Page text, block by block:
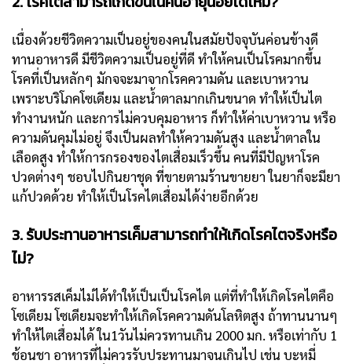
เนื่องด้วยชีวิตความเป็นอยู่ของคนในสมัยปัจจุบันค่อนข้างดี
ทานอาหารดี มีชีวิตความเป็นอยู่ที่ดี ทำให้คนเป็นโรคมากขึ้น
โรคที่เป็นหลักๆ มักจจะมาจากโรคความดัน และเบาหวาน
เพราะบริโภคโซเดียม และน้ำตาลมากเกินขนาด ทำให้เป็นไต
ทำงานหนัก และการไม่ควบคุมอาหาร ก็ทำให้ค่าเบาหวาน หรือ
ความดันคุมไม่อยู่ จึงเป็นผลทำให้ความดันสูง และน้ำตาลใน
เลือดสูง ทำให้การกรองของไตเสื่อมเร็วขึ้น คนที่มีปัญหาโรค
ปวดต่างๆ ชอบไปกินยาชุด ที่ขายตามร้านขายยา ในยาก็จะมียา
แก้ปวดด้วย ทำให้เป็นโรคไตเสื่อมได้ง่ายอีกด้วย
3. รับประทานอาหารเค็มสามารถทำให้เกิดโรคไตจริงหรือ
ไม่?
อาหารรสเค็มไม่ได้ทำให้เป็นเป็นโรคไต แต่ที่ทำให้เกิดโรคไตคือ
โซเดียม โซเดียมจะทำให้เกิดโรคความดันโลหิตสูง ถ้าทานนานๆ
ทำให้ไตเสื่อมได้ ใน1วันไม่ควรทานเกิน 2000 มก. หรือเท่ากับ 1
ช้อนชา อาหารที่ไม่ควรรับประทานมาจนเกินไป เช่น บะหมี่